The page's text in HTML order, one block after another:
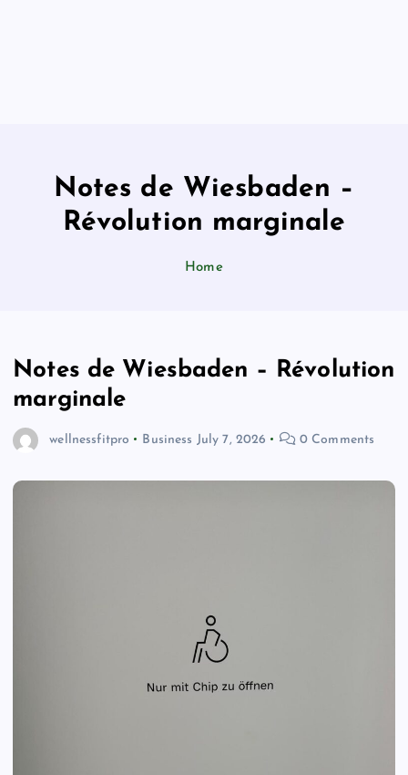
Notes de Wiesbaden –
Révolution marginale
Home
Notes de Wiesbaden – Révolution
marginale
wellnessfitpro Business July 7, 2026 0 Comments